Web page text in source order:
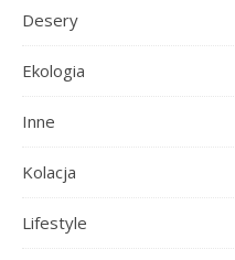
Desery
Ekologia
Inne
Kolacja
Lifestyle